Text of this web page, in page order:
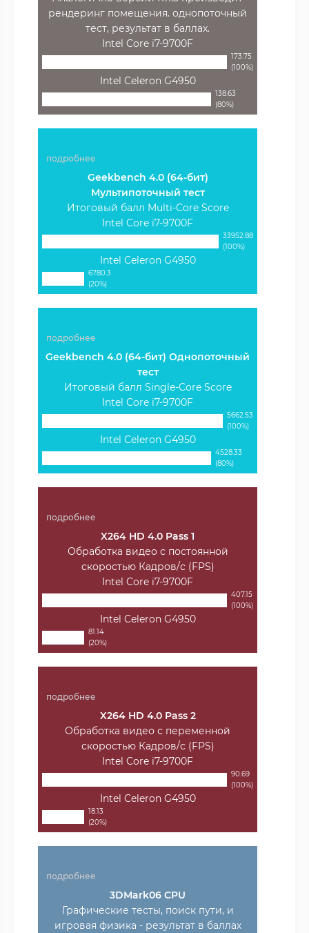
рендеринг помещения. однопоточный
тест, результат в баллах.
Intel Core i7-9700F
173.75
(100%)
Intel Celeron G4950
138.63
(80%)
подробнее
Geekbench 4.0 (64-бит)
Мультипоточный тест
Итоговый балл Multi-Core Score
Intel Core i7-9700F
33952.88
(100%)
Intel Celeron G4950
6780.3
(20%)
подробнее
Geekbench 4.0 (64-бит) Однопоточный
тест
Итоговый балл Single-Core Score
Intel Core i7-9700F
5662.53
(100%)
Intel Celeron G4950
4528.33
(80%)
подробнее
X264 HD 4.0 Pass 1
Обработка видео с постоянной
скоростью Кадров/с (FPS)
Intel Core i7-9700F
407.15
(100%)
Intel Celeron G4950
81.14
(20%)
подробнее
X264 HD 4.0 Pass 2
Обработка видео с переменной
скоростью Кадров/с (FPS)
Intel Core i7-9700F
90.69
(100%)
Intel Celeron G4950
18.13
(20%)
подробнее
3DMark06 CPU
Графические тесты, поиск пути, и
игровая физика - результат в баллах